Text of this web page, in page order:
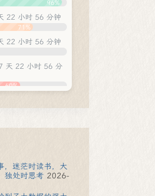
96%
22 小时 56 分钟
71%
22 小时 56 分钟
天 22 小时 56 分
60%
，迷茫时读书，大
独处时思考 2026-